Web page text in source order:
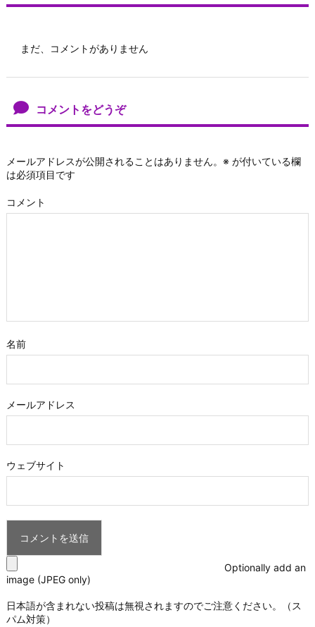
まだ、コメントがありません
コメントをどうぞ
メールアドレスが公開されることはありません。 ※ が付いている欄
は必須項目です
コメント
名前
メールアドレス
ウェブサイト
Optionally add an
image (JPEG only)
日本語が含まれない投稿は無視されますのでご注意ください。（ス
パム対策）